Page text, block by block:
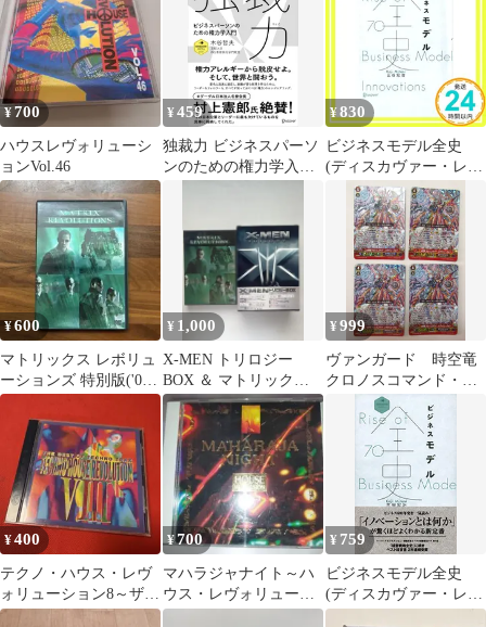
¥700
ハウスレヴォリューシ
ョンVol.46
¥459
独裁力 ビジネスパーソ
ンのための権力学入門
¥830
ビジネスモデル全史
(ディスカヴァー・レボ
リューションズ) [単行
本（ソフトカバー）]
[Sep 18, 2014] 三谷宏治
¥600
マトリックス レボリュ
ーションズ 特別版('03
米)〈2枚組〉
¥ 1,000
X-MEN トリロジー
BOX ＆ マトリックス
レボリューションズ
DVD
¥999
ヴァンガード 時空竜
クロノスコマンド・レ
ヴォリューション ４
¥400
テクノ・ハウス・レヴ
ォリューション8～ザ・
ベスト・オブ・テク
¥700
マハラジャナイト～ハ
ウス・レヴォリューシ
ョンVol.3
¥ 759
ビジネスモデル全史
(ディスカヴァー・レボ
リューションズ)／三谷